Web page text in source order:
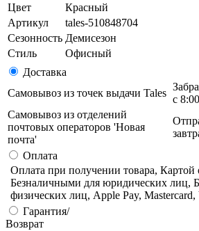
Цвет
Красный
Артикул
tales-510848704
Сезонность Демисезон
Стиль
Офисный
Доставка
Самовывоз из точек выдачи Tales
с
Самовывоз из отделений
почтовых операторов 'Новая
почта'
Оплата
Оплата при получении товара, Картой
Безналичными для юридических лиц,
физических лиц, Apple Pay, Mastercard,
Гарантия/
Возврат